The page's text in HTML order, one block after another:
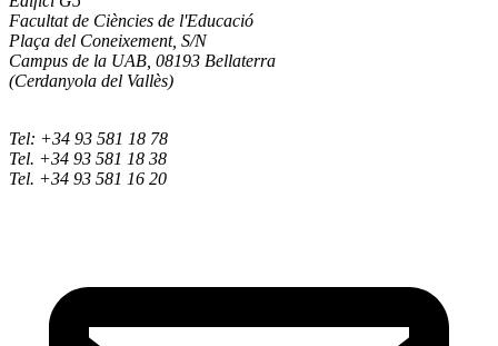
Facultat de Ciències de l'Educació
Plaça del Coneixement, S/N
Campus de la UAB, 08193 Bellaterra
(Cerdanyola del Vallès)
Tel: +34 93 581 18 78
Tel. +34 93 581 18 38
Tel. +34 93 581 16 20